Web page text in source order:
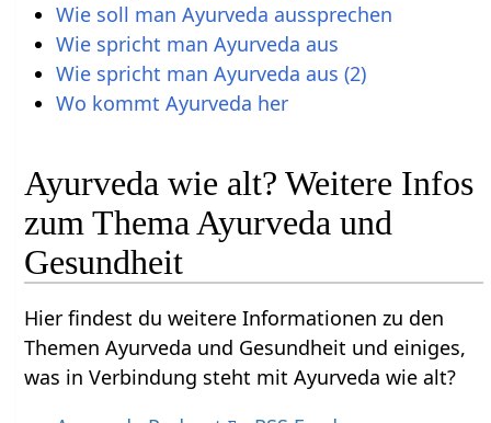
Wie soll man Ayurveda aussprechen
Wie spricht man Ayurveda aus
Wie spricht man Ayurveda aus (2)
Wo kommt Ayurveda her
Ayurveda wie alt? Weitere Infos
zum Thema Ayurveda und
Gesundheit
Hier findest du weitere Informationen zu den
Themen Ayurveda und Gesundheit und einiges,
was in Verbindung steht mit Ayurveda wie alt?